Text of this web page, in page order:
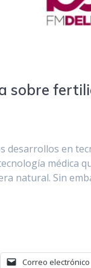
sobre
desarrollos en
médica
natural. Sin
Correo electrónico